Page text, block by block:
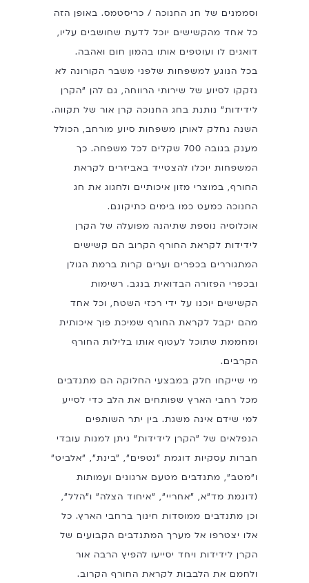
וסממנים של חג החנוכה / כריסטמס. באופן הזה
כל אחד מהקשישים יוכל לדעת שחושבים עליו,
דואגים לו ועוטפים אותו בהמון חום ואהבה.
בכל הנוגע למשפחות שלפני משבר הקורונה לא
נזקקו לסיוע של שירותי הרווחה, גם להן "הקרן
לידידות" נותנת בחג החנוכה קרן אור של תקווה.
השנה נחלק לאותן משפחות סיוע מורחב, הכולל
מענק בגובה 700 שקלים לכל משפחה. כך
המשפחות יוכלו להצטייד באביזרים לקראת
החורף, במוצרי מזון איכותיים ולחגוג את חג
החנוכה כמעט כמו בימים כתיקונם.
אוכלוסיה נוספת שתיהנה מפועלה של הקרן
לידידות לקראת החורף הקרוב הם קשישים
המתגוררים בכפרים וערים קרות ברמת הגולן
ובכפרי הפזורה הבדואית בנגב. רשימות
הקשישים יוכנו על ידי רכזי השטח, וכל אחד
מהם יקבל לקראת החורף שמיכת פוך איכותית
ומחממת שתוכל לעטוף אותו בלילות החורף
הקרבים.
מי שייקחו חלק במבצעי החלוקה הם מתנדבים
מכל רחבי הארץ שפותחים את הלב כדי לסייע
למי שידם אינה משגת. בין יתר השותפים
הנפלאים של "הקרן לידידות" ניתן למנות עובדי
חברות עסקיות דוגמת "נטפים", "בינת", "אלביט"
ו"מטב", מתנדבים מטעם ארגונים ועמותות
(דוגמת מד"א, "אחריי", "איחוד הצלה" ו"הלל",
וכן מתנדבים ממוסדות חינוך ברחבי הארץ. כל
אלו יצטרפו אל מערך המתנדבים הקבועים של
הקרן לידידות ויחד יסייעו להפיץ הרבה אור
ולחמם את הלבבות לקראת החורף הקרוב.